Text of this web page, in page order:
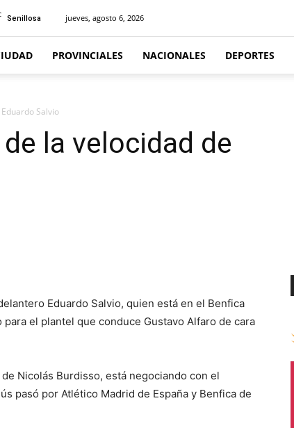
Senillosa jueves, agosto 6, 2026
PROVINCIALES NACIONALES DEPORTES
Salvio
la velocidad de
Eduardo Salvio, quien está en el Benfica
el plantel que conduce Gustavo Alfaro de cara
Nicolás Burdisso, está negociando con el
pasó por Atlético Madrid de España y Benfica de